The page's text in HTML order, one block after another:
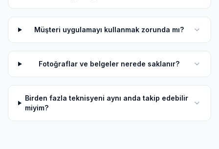
Müşteri uygulamayı kullanmak zorunda mı?
Fotoğraflar ve belgeler nerede saklanır?
Birden fazla teknisyeni aynı anda takip edebilir
miyim?